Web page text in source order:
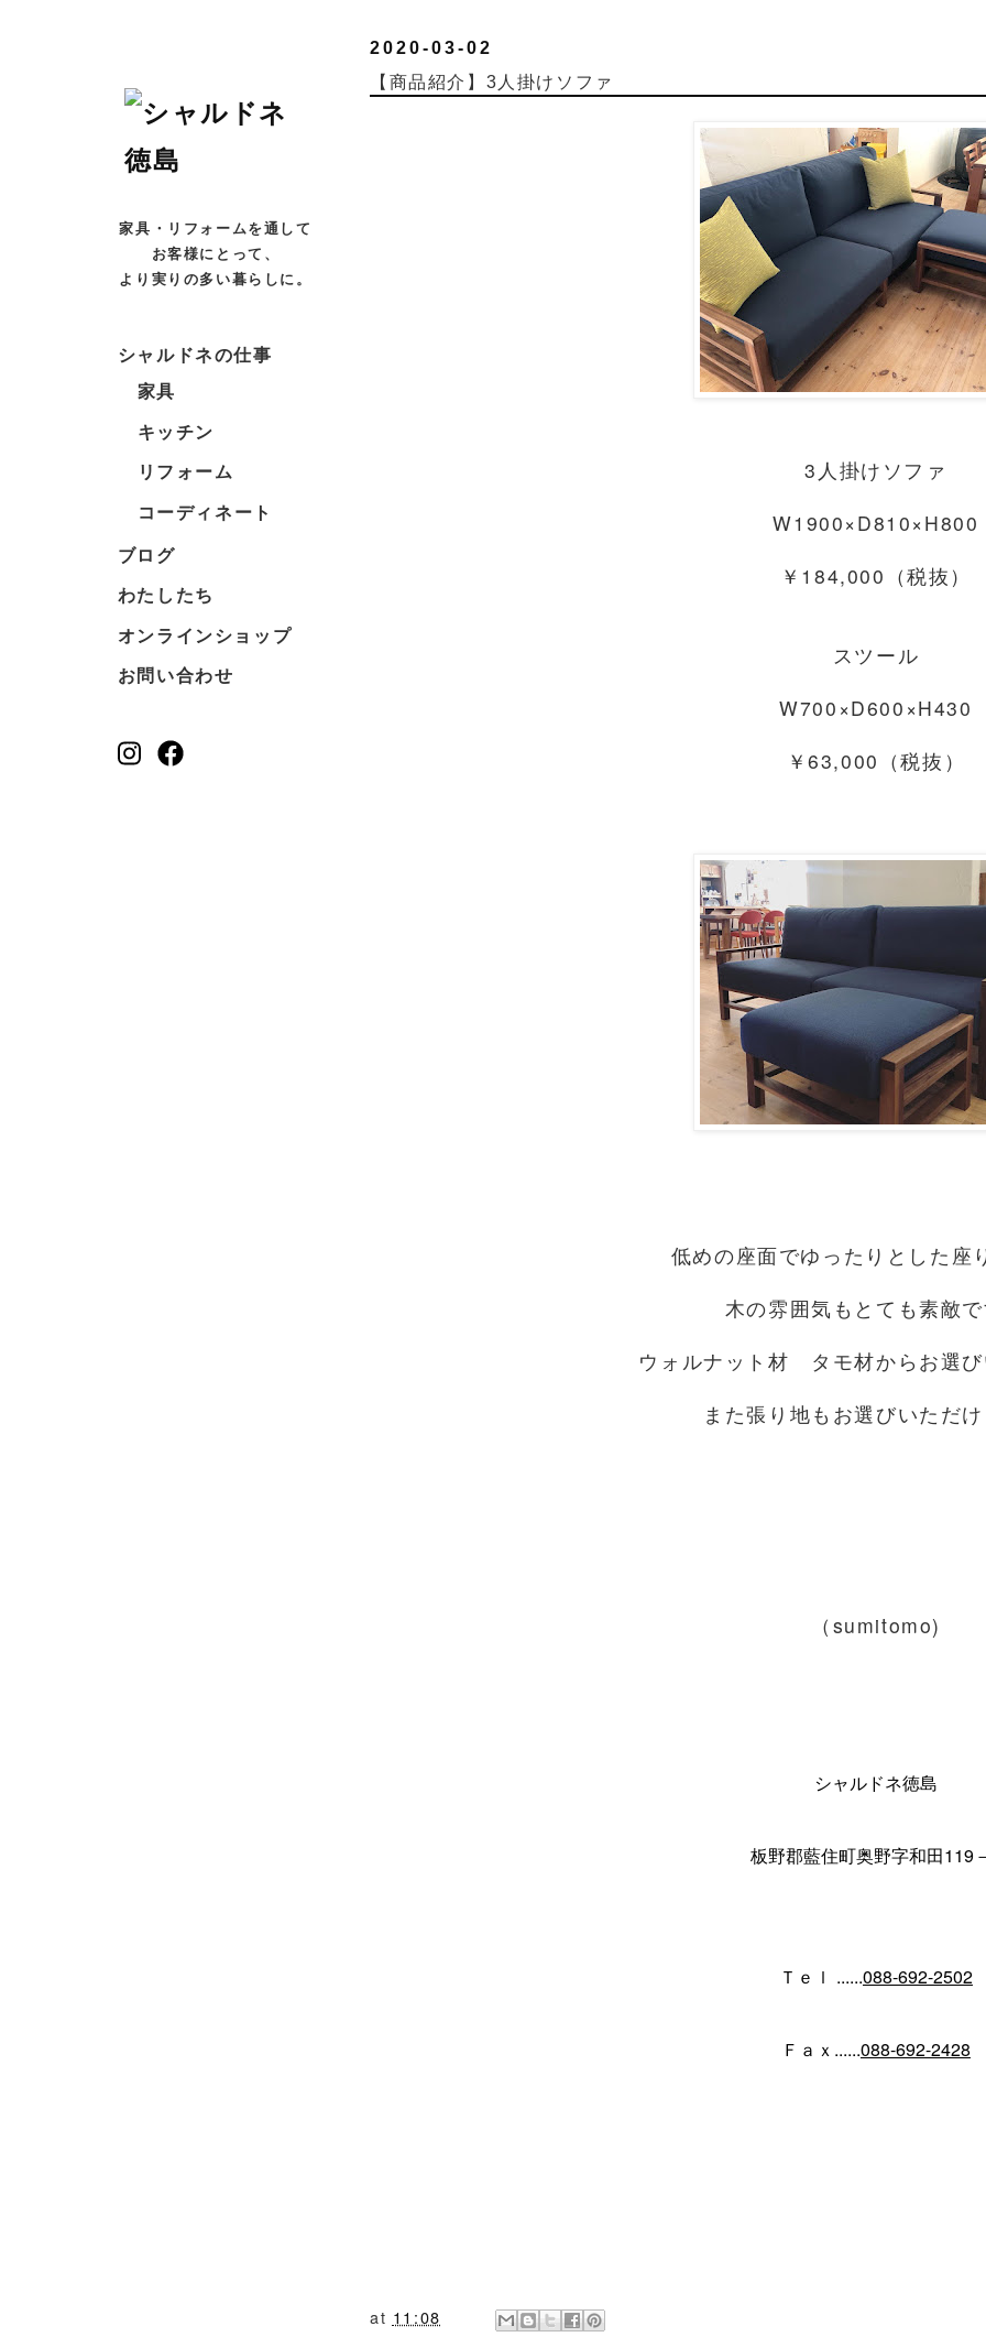
家具・リフォームを通して
お客様にとって、
より実りの多い暮らしに。
シャルドネの仕事
家具
キッチン
リフォーム
コーディネート
ブログ
わたしたち
オンラインショップ
お問い合わせ
2020-03-02
【商品紹介】3人掛けソファ
3人掛けソファ
W1900×D810×H800
￥184,000（税抜）
スツール
W700×D600×H430
￥63,000（税抜）
低めの座面でゆったりとした座
木の雰囲気もとても素敵
ウォルナット材 タモ材からお選
また張り地もお選びいただ
（sumitomo)
シャルドネ徳島
板野郡藍住町奥野字和田119
Ｔｅｌ ......088-692-2502
Ｆａｘ......088-692-2428
at 11:08